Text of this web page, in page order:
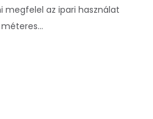
megfelel az ipari használat